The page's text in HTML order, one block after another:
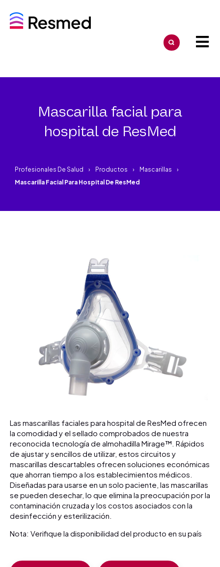
Mascarilla facial para
hospital de ResMed
Profesionales De Salud Productos
Mascarillas
Mascarilla Facial Para Hospital De ResMed
Las mascarillas faciales para hospital de ResMed ofrecen
la comodidad y el sellado comprobados de nuestra
reconocida tecnología de almohadilla Mirage™. Rápidos
de ajustar y sencillos de utilizar, estos circuitos y
mascarillas descartables ofrecen soluciones económicas
que ahorran tiempo a los establecimientos médicos.
Diseñadas para usarse en un solo paciente, las mascarillas
se pueden desechar, lo que elimina la preocupación por la
contaminación cruzada y los costos asociados con la
desinfección y esterilización.
Nota: Verifique la disponibilidad del producto en su país